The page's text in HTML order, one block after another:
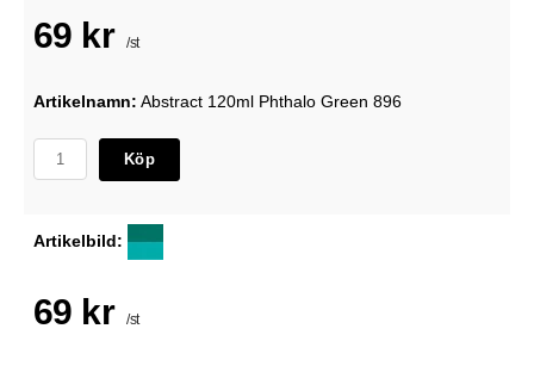
69 kr /st
Artikelnamn: Abstract 120ml Phthalo Green 896
Köp
Artikelbild:
69 kr /st